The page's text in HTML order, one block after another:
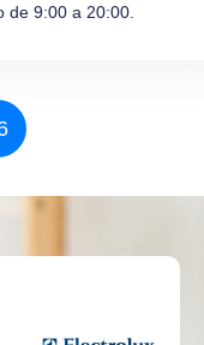
de 9:00 a 20:00.